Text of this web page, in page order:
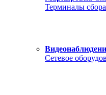
Терминалы
Сетевое